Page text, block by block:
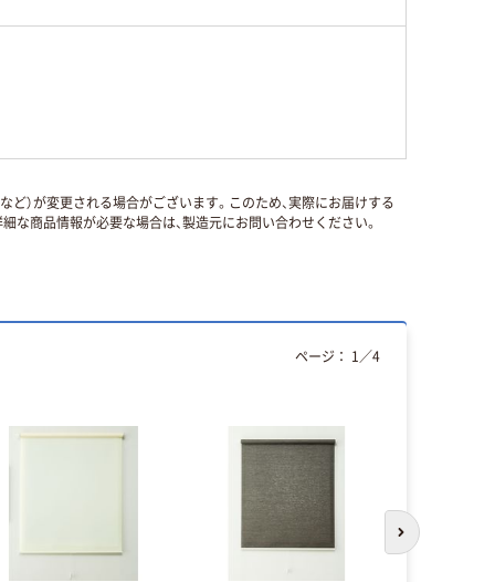
ど）が変更される場合がございます。このため、実際にお届けする
商品情報が必要な場合は、製造元にお問い合わせください。
ページ： 1 ／4
次のスライド